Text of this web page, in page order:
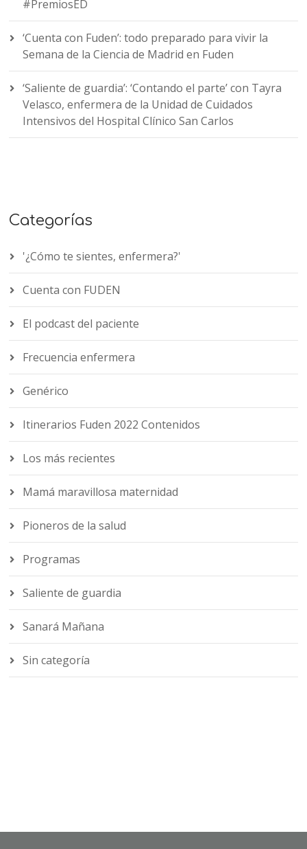
#PremiosED
‘Cuenta con Fuden’: todo preparado para vivir la
Semana de la Ciencia de Madrid en Fuden
‘Saliente de guardia’: ‘Contando el parte’ con Tayra
Velasco, enfermera de la Unidad de Cuidados
Intensivos del Hospital Clínico San Carlos
Categorías
'¿Cómo te sientes, enfermera?'
Cuenta con FUDEN
El podcast del paciente
Frecuencia enfermera
Genérico
Itinerarios Fuden 2022 Contenidos
Los más recientes
Mamá maravillosa maternidad
Pioneros de la salud
Programas
Saliente de guardia
Sanará Mañana
Sin categoría